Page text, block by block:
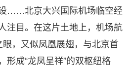
……北京大兴国际机场临空经
注目。在这片土地上，机场航
，又似凤凰展翅，与北京首
形成“龙凤呈祥”的双枢纽格